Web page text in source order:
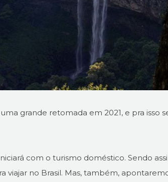
grande retomada em 2021, e pra isso
com o turismo doméstico. Sendo
viajar no Brasil. Mas, também,